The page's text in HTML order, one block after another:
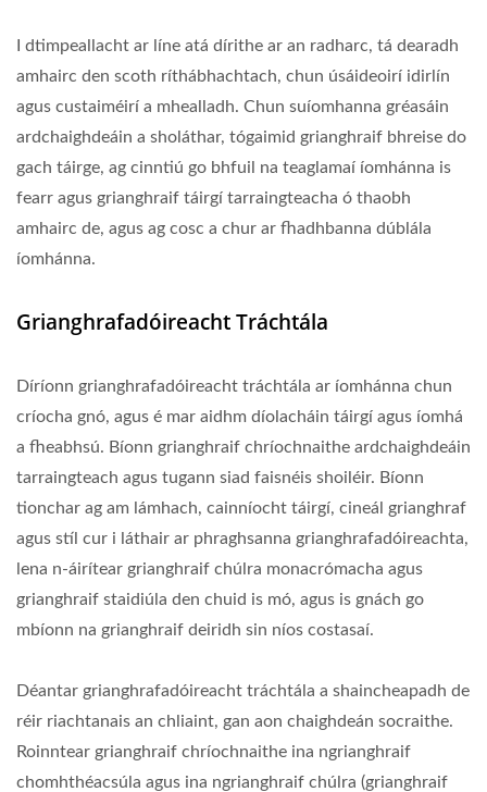
I dtimpeallacht ar líne atá dírithe ar an radharc, tá dearadh
amhairc den scoth ríthábhachtach, chun úsáideoirí idirlín
agus custaiméirí a mhealladh. Chun suíomhanna gréasáin
ardchaighdeáin a sholáthar, tógaimid grianghraif bhreise do
gach táirge, ag cinntiú go bhfuil na teaglamaí íomhánna is
fearr agus grianghraif táirgí tarraingteacha ó thaobh
amhairc de, agus ag cosc a chur ar fhadhbanna dúblála
íomhánna.
Grianghrafadóireacht Tráchtála
Díríonn grianghrafadóireacht tráchtála ar íomhánna chun
críocha gnó, agus é mar aidhm díolacháin táirgí agus íomhá
a fheabhsú. Bíonn grianghraif chríochnaithe ardchaighdeáin
tarraingteach agus tugann siad faisnéis shoiléir. Bíonn
tionchar ag am lámhach, cainníocht táirgí, cineál grianghraf
agus stíl cur i láthair ar phraghsanna grianghrafadóireachta,
lena n-áirítear grianghraif chúlra monacrómacha agus
grianghraif staidiúla den chuid is mó, agus is gnách go
mbíonn na grianghraif deiridh sin níos costasaí.
Déantar grianghrafadóireacht tráchtála a shaincheapadh de
réir riachtanais an chliaint, gan aon chaighdeán socraithe.
Roinntear grianghraif chríochnaithe ina ngrianghraif
chomhthéacsúla agus ina ngrianghraif chúlra (grianghraif